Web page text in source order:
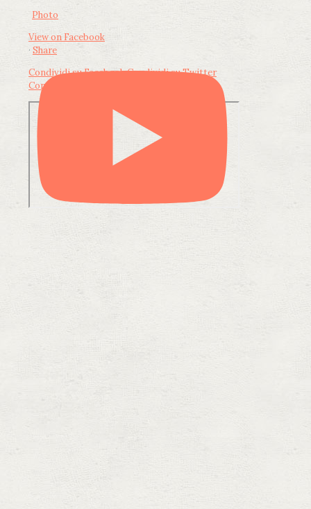
Photo
View on Facebook
· Share
Condividi su FacebookCondividi su Twitter
Condividi su LinkedIn